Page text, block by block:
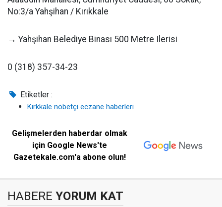
No:3/a Yahşihan / Kırıkkale
→ Yahşihan Belediye Binası 500 Metre Ilerisi
0 (318) 357-34-23
Etiketler :
Kırkkale nöbetçi eczane haberleri
Gelişmelerden haberdar olmak
için Google News'te
Gazetekale.com'a abone olun!
HABERE YORUM KAT